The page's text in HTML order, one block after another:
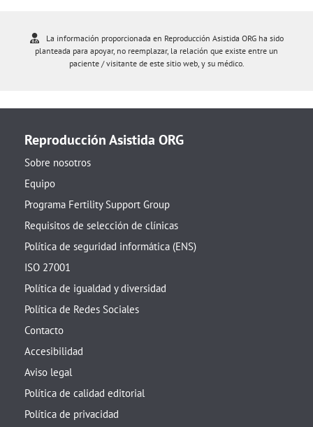
La información proporcionada en Reproducción Asistida ORG ha sido
planteada para apoyar, no reemplazar, la relación que existe entre un
paciente / visitante de este sitio web, y su médico.
Reproducción Asistida ORG
Sobre nosotros
Equipo
Programa Fertility Support Group
Requisitos de selección de clínicas
Política de seguridad informática (ENS)
ISO 27001
Política de igualdad y diversidad
Política de Redes Sociales
Contacto
Accesibilidad
Aviso legal
Política de calidad editorial
Política de privacidad